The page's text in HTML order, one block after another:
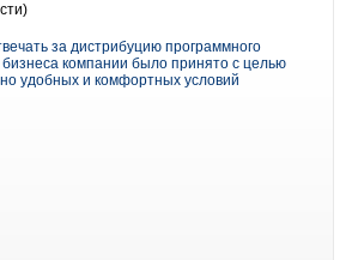
за дистрибуцию программного
компании было принято с целью
удобных и комфортных условий